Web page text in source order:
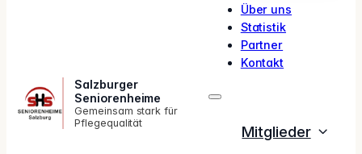
Salzburger
Seniorenheime
Gemeinsam stark für
Pflegequalität
Über uns
Statistik
Partner
Kontakt
Mitglieder